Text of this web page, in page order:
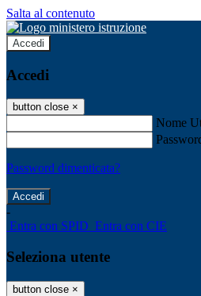
Salta al contenuto
Accedi
Accedi
button close ×
Nome
Password dimenticata?
-
Entra con SPID Entra con CIE
Seleziona utente
button close ×